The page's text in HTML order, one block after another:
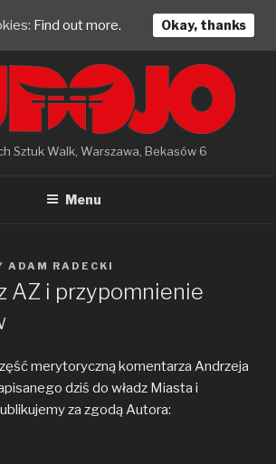
Sztuk Walk, Warszawa, Bekasów 6
Menu
ADAM RADECKI
AZ i przypomnienie
merytoryczną komentarza Andrzeja
dziś do władz Miasta i
za zgodą Autora:
Find out more. Okay, thanks